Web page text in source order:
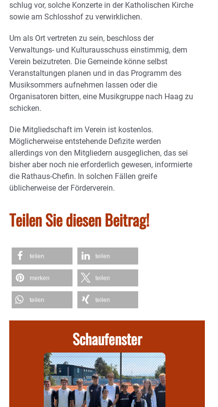
schlug vor, solche Konzerte in der Katholischen Kirche
sowie am Schlosshof zu verwirklichen.
Um als Ort vertreten zu sein, beschloss der
Verwaltungs- und Kulturausschuss einstimmig, dem
Verein beizutreten. Die Gemeinde könne selbst
Veranstaltungen planen und in das Programm des
Musiksommers aufnehmen lassen oder die
Organisatoren bitten, eine Musikgruppe nach Haag zu
schicken.
Die Mitgliedschaft im Verein ist kostenlos.
Möglicherweise entstehende Defizite werden
allerdings von den Mitgliedern ausgeglichen, das sei
bisher aber noch nie erforderlich gewesen, informierte
die Rathaus-Chefin. In solchen Fällen greife
üblicherweise der Förderverein.
Teilen Sie diesen Beitrag!
teilen teilen
merken teilen
teilen teilen
Schaufenster